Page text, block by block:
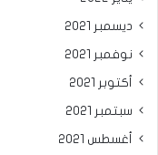
ديسمبر 2021
نوفمبر 2021
أكتوبر 2021
سبتمبر 2021
أغسطس 2021